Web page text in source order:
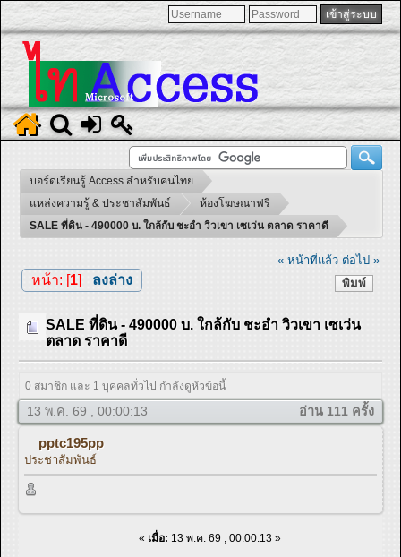
บอร์ดเรียนรู้ Access สำหรับคนไทย
แหล่งความรู้ & ประชาสัมพันธ์
ห้องโฆษณาฟรี
SALE ที่ดิน - 490000 บ. ใกล้กับ ชะอำ วิวเขา เซเว่น ตลาด ราคาดี
« หน้าที่แล้ว ต่อไป »
พิมพ์
หน้า: [1] ลงล่าง
SALE ที่ดิน - 490000 บ. ใกล้กับ ชะอำ วิวเขา เซเว่น
ตลาด ราคาดี
0 สมาชิก และ 1 บุคคลทั่วไป กำลังดูหัวข้อนี้
13 พ.ค. 69 , 00:00:13 อ่าน 111 ครั้ง
pptc195pp
ประชาสัมพันธ์
« เมื่อ: 13 พ.ค. 69 , 00:00:13 »